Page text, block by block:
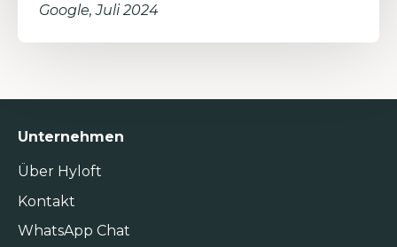
Google, Juli 2024
Unternehmen
Über Hyloft
Kontakt
WhatsApp Chat